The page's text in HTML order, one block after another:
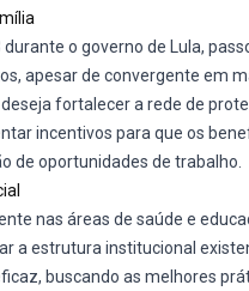
o governo de Lula,
apesar de convergente em
fortalecer a rede de
incentivos para que os
de oportunidades de trabalho.
nas áreas de saúde e
a estrutura institucional
buscando as melhores